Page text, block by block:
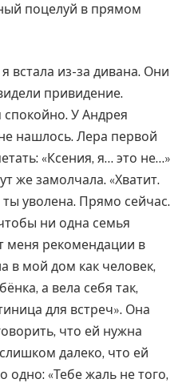
поцелуй в прямом
встала из-за дивана. Они
привидение.
спокойно. У Андрея
нашлось. Лера первой
«Ксения, я… это не…»
же замолчала. «Хватит.
уволена. Прямо сейчас.
ни одна семья
меня рекомендации в
в мой дом как человек,
а вела себя так,
для встреч». Она
что ей нужна
далеко, что ей
одно: «Тебе жаль не того,